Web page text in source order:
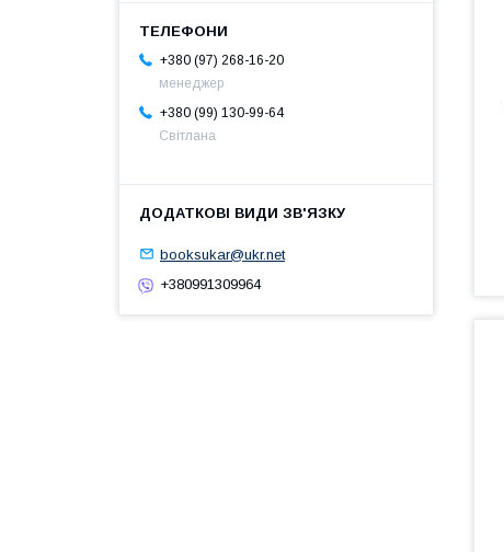
+380 (97) 268-16-20
менеджер
+380 (99) 130-99-64
Світлана
booksukar@ukr.net
+380991309964